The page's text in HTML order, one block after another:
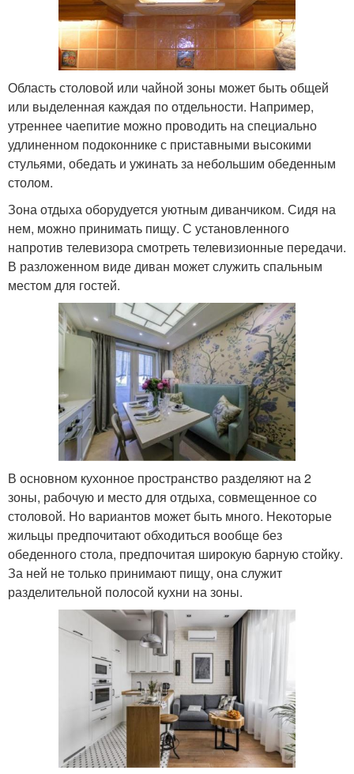
Область столовой или чайной зоны может быть общей
или выделенная каждая по отдельности. Например,
утреннее чаепитие можно проводить на специально
удлиненном подоконнике с приставными высокими
стульями, обедать и ужинать за небольшим обеденным
столом.
Зона отдыха оборудуется уютным диванчиком. Сидя на
нем, можно принимать пищу. С установленного
напротив телевизора смотреть телевизионные передачи.
В разложенном виде диван может служить спальным
местом для гостей.
В основном кухонное пространство разделяют на 2
зоны, рабочую и место для отдыха, совмещенное со
столовой. Но вариантов может быть много. Некоторые
жильцы предпочитают обходиться вообще без
обеденного стола, предпочитая широкую барную стойку.
За ней не только принимают пищу, она служит
разделительной полосой кухни на зоны.